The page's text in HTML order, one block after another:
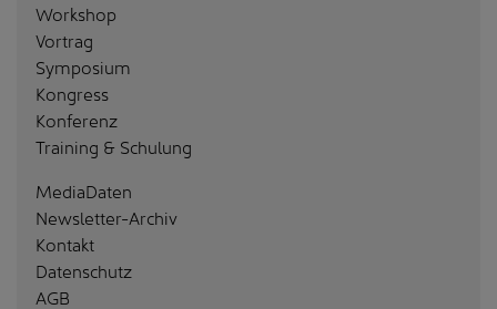
Workshop
Vortrag
Symposium
Kongress
Konferenz
Training & Schulung
MediaDaten
Newsletter-Archiv
Kontakt
Datenschutz
AGB